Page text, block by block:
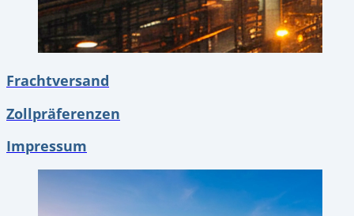
Frachtversand
Zollpräferenzen
Impressum